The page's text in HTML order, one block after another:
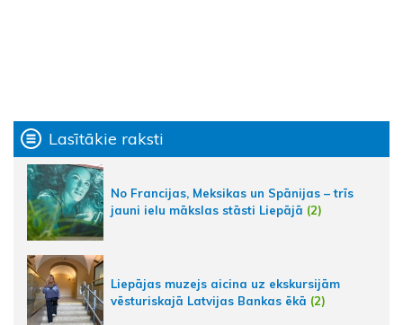
Lasītākie raksti
No Francijas, Meksikas un Spānijas – trīs
jauni ielu mākslas stāsti Liepājā (2)
Liepājas muzejs aicina uz ekskursijām
vēsturiskajā Latvijas Bankas ēkā (2)